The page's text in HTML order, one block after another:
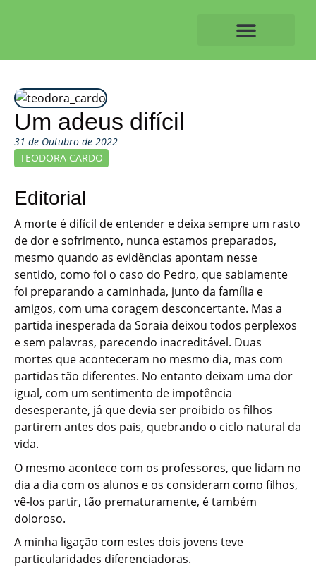
Um adeus difícil
31 de Outubro de 2022
TEODORA CARDO
Editorial
A morte é difícil de entender e deixa sempre um rasto
de dor e sofrimento, nunca estamos preparados,
mesmo quando as evidências apontam nesse
sentido, como foi o caso do Pedro, que sabiamente
foi preparando a caminhada, junto da família e
amigos, com uma coragem desconcertante. Mas a
partida inesperada da Soraia deixou todos perplexos
e sem palavras, parecendo inacreditável. Duas
mortes que aconteceram no mesmo dia, mas com
partidas tão diferentes. No entanto deixam uma dor
igual, com um sentimento de impotência
desesperante, já que devia ser proibido os filhos
partirem antes dos pais, quebrando o ciclo natural da
vida.
O mesmo acontece com os professores, que lidam no
dia a dia com os alunos e os consideram como filhos,
vê-los partir, tão prematuramente, é também
doloroso.
A minha ligação com estes dois jovens teve
particularidades diferenciadoras.